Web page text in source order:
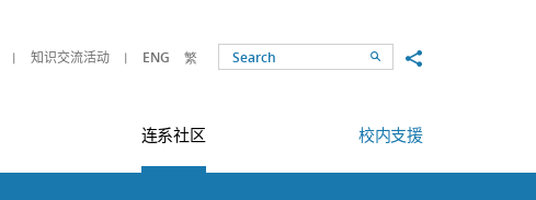
知识交流活动 ENG 繁 SearchShare to
连系社区 校内支援